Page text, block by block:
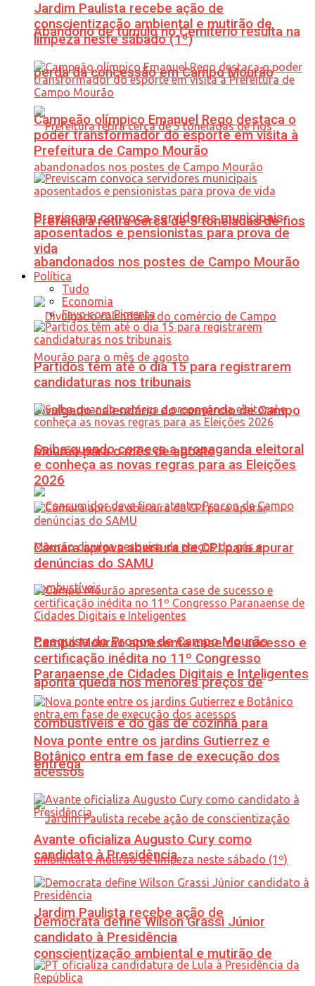
Abandono de túmulo no Cemitério resulta na
perda da concessão em Campo Mourão
Prefeitura retira cerca de 5 toneladas de fios
abandonados nos postes de Campo Mourão
Divulgado calendário do comércio de Campo
Mourão para o mês de agosto
Pesquisa do Procon de Campo Mourão
aponta queda nos menores preços de
combustíveis e do gás de cozinha para
entrega
Jardim Paulista recebe ação de
conscientização ambiental e mutirão de
Jardim Paulista recebe ação de
conscientização ambiental e mutirão de
limpeza neste sábado (1º)
Campeão olímpico Emanuel Rego destaca o
poder transformador do esporte em visita à
Prefeitura de Campo Mourão
Previscam convoca servidores municipais
aposentados e pensionistas para prova de
vida
Política
Tudo
Economia
Favo com Pimenta
Partidos têm até o dia 15 para registrarem
candidaturas nos tribunais
Saiba quando começa a propaganda eleitoral
e conheça as novas regras para as Eleições
2026
Câmara aprova abertura de CPI para apurar
denúncias do SAMU
Campo Mourão apresenta case de sucesso e
certificação inédita no 11º Congresso
Paranaense de Cidades Digitais e Inteligentes
Nova ponte entre os jardins Gutierrez e
Botânico entra em fase de execução dos
acessos
Avante oficializa Augusto Cury como
candidato à Presidência
Democrata define Wilson Grassi Júnior
candidato à Presidência